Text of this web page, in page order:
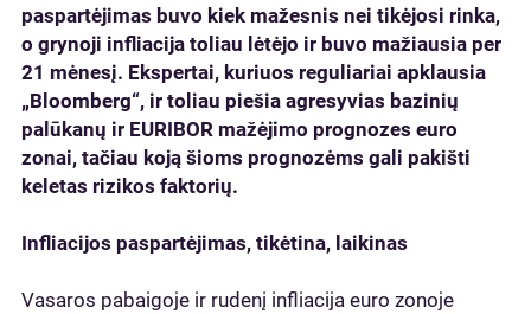
paspartėjimas buvo kiek mažesnis nei tikėjosi rinka,
o grynoji infliacija toliau lėtėjo ir buvo mažiausia per
21 mėnesį. Ekspertai, kuriuos reguliariai apklausia
„Bloomberg“, ir toliau piešia agresyvias bazinių
palūkanų ir EURIBOR mažėjimo prognozes euro
zonai, tačiau koją šioms prognozėms gali pakišti
keletas rizikos faktorių.
Infliacijos paspartėjimas, tikėtina, laikinas
Vasaros pabaigoje ir rudenį infliacija euro zonoje